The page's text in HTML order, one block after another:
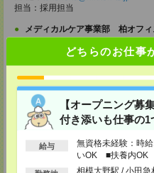
どちらのお仕事
【オープニング募
付き添いも仕事の1
給与
無資格未経験：時
いOK ■扶養内OK
以上
相模大野駅 / 小田急
担当：採用担当
メディカルケア事業部 柏オフィ
TEL：0120-935-218
MAIL：tenshoku@nikken-ts.jp
担当：採用担当
メディカルケア事業部 新宿オフィ
東京都新宿区新宿2-3-10 新宿御苑
TEL：0120-457-235
MAIL：
tenshoku@nikken-ts.jp
担当：採用担当